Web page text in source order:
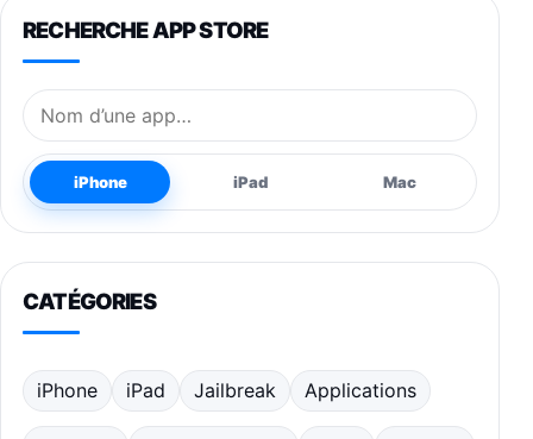
RECHERCHE APP STORE
Nom de l’application
iPhone iPad Mac
CATÉGORIES
iPhone iPad Jailbreak Applications